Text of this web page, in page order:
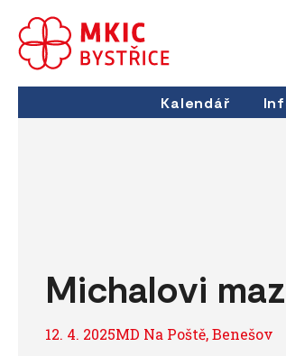
Kalendář
Michalovi
12. 4. 2025MD Na Poště, Benešov